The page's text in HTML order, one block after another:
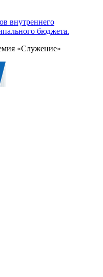
внутреннего
бюджета.
«Служение»